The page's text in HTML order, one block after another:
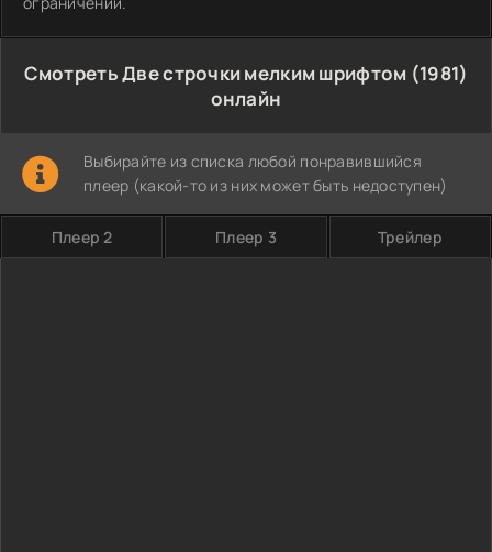
Смотреть Две строчки мелким шрифтом (1981)
онлайн
Выбирайте из списка любой понравившийся
плеер (какой-то из них может быть недоступен)
Плеер 2 Плеер 3 Трейлер